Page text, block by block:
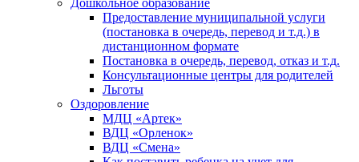
Дошкольное образование
Предоставление муниципальной услуги
(постановка в очередь, перевод и т.д.) в
дистанционном формате
Постановка в очередь, перевод, отказ и т.д.
Консультационные центры для родителей
Льготы
Оздоровление
МДЦ «Артек»
ВДЦ «Орленок»
ВДЦ «Смена»